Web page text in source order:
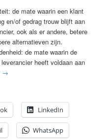
de mate waarin een klant
en/of gedrag trouw blijft aan
ook als er andere, betere
alternatieven zijn.
de mate waarin de
heeft voldaan aan
→
LinkedIn
WhatsApp